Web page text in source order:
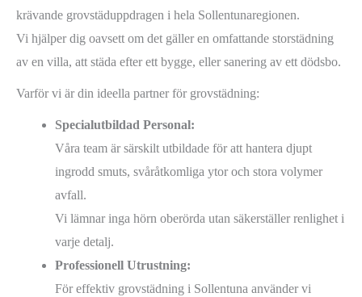
krävande grovstäduppdragen i hela Sollentunaregionen.
Vi hjälper dig oavsett om det gäller en omfattande storstädning
av en villa, att städa efter ett bygge, eller sanering av ett dödsbo.
Varför vi är din ideella partner för grovstädning:
Specialutbildad Personal:
Våra team är särskilt utbildade för att hantera djupt
ingrodd smuts, svåråtkomliga ytor och stora volymer
avfall.
Vi lämnar inga hörn oberörda utan säkerställer renlighet i
varje detalj.
Professionell Utrustning:
För effektiv grovstädning i Sollentuna använder vi